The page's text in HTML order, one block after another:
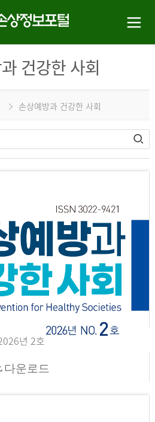
건강한 사회
손상예방과 건강한 사회
년 2호
다운로드